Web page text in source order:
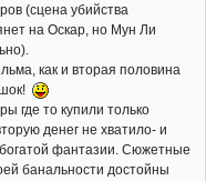
(сцена убийства
на Оскар, но Мун Ли
как и вторая половина
где то купили только
денег не хватило- и
фантазии. Сюжетные
банальности достойны